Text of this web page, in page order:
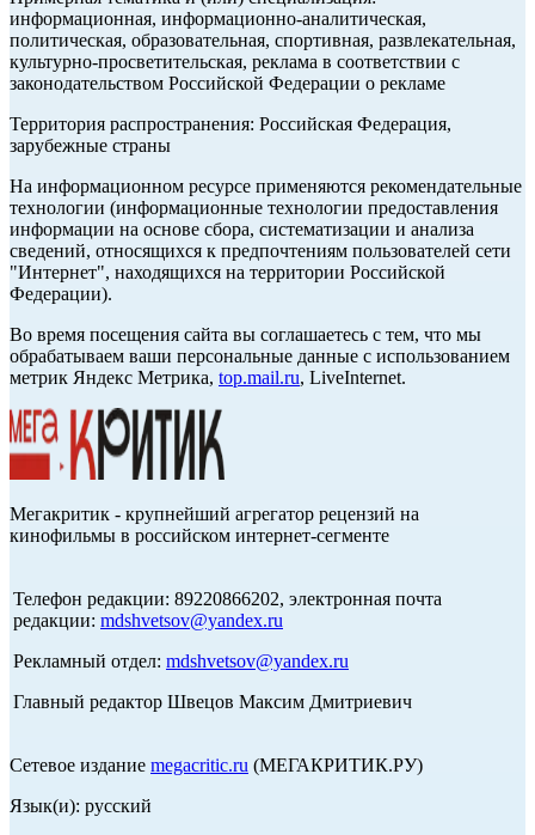
информационная, информационно-аналитическая,
политическая, образовательная, спортивная, развлекательная,
культурно-просветительская, реклама в соответствии с
законодательством Российской Федерации о рекламе
Территория распространения: Российская Федерация,
зарубежные страны
На информационном ресурсе применяются рекомендательные
технологии (информационные технологии предоставления
информации на основе сбора, систематизации и анализа
сведений, относящихся к предпочтениям пользователей сети
"Интернет", находящихся на территории Российской
Федерации).
Во время посещения сайта вы соглашаетесь с тем, что мы
обрабатываем ваши персональные данные с использованием
метрик Яндекс Метрика, top.mail.ru, LiveInternet.
Мегакритик - крупнейший агрегатор рецензий на
кинофильмы в российском интернет-сегменте
Телефон редакции: 89220866202, электронная почта
редакции: mdshvetsov@yandex.ru
Рекламный отдел: mdshvetsov@yandex.ru
Главный редактор Швецов Максим Дмитриевич
Сетевое издание megacritic.ru (МЕГАКРИТИК.РУ)
Язык(и): русский